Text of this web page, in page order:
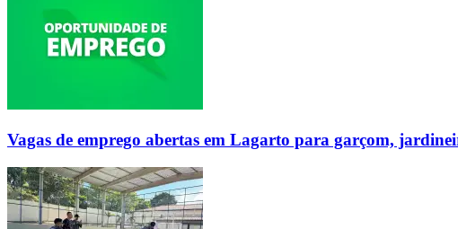
Vagas de emprego abertas em Lagarto para garçom,